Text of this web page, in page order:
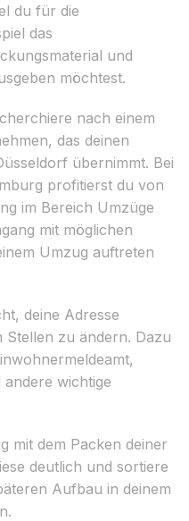
du für die
das
und
möchtest.
nach einem
das deinen
übernimmt. Bei
profitierst du von
im Bereich Umzüge
mit möglichen
Umzug auftreten
deine Adresse
Stellen zu ändern. Dazu
wichtige
mit dem Packen deiner
deutlich und sortiere
Aufbau in deinem